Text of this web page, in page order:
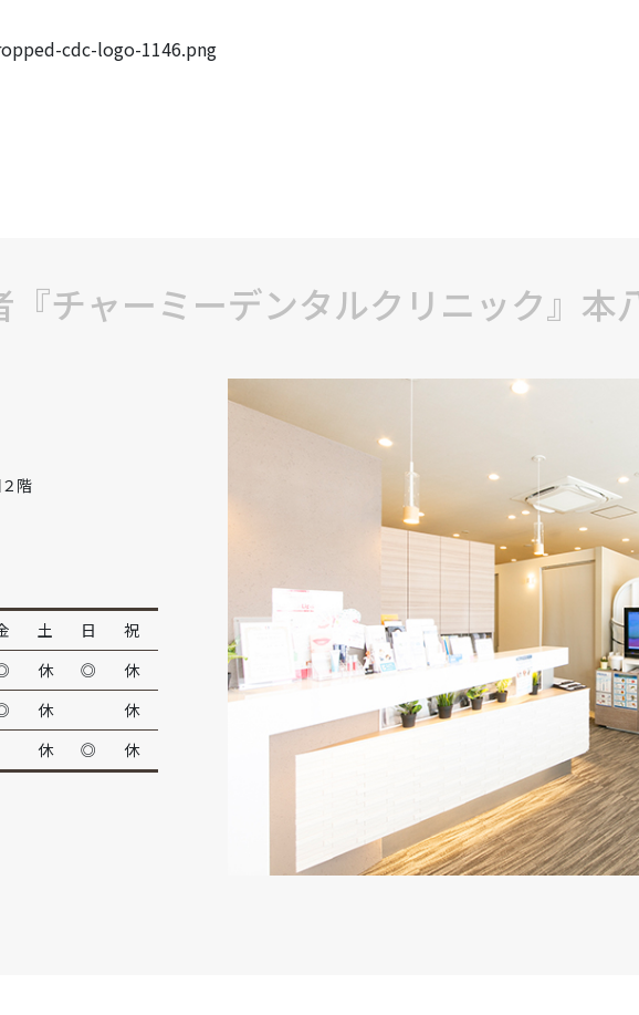
cdc-logo-1146.png
『チャーミーデンタルクリニック』本
階
土 日
祝
休 ◎
休
休
休
休 ◎
休